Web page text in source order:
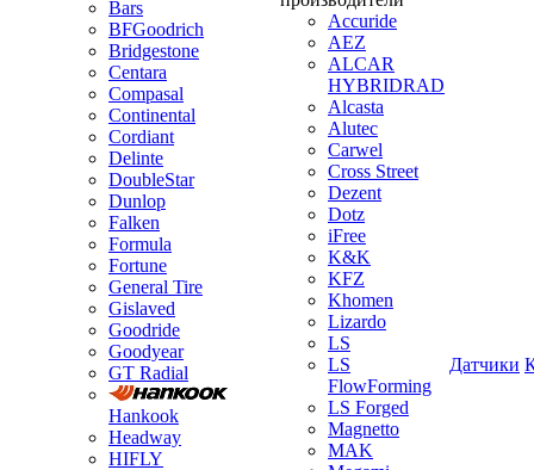
Bars
BFGoodrich
Bridgestone
Centara
Compasal
Continental
Cordiant
Delinte
DoubleStar
Dunlop
Falken
Formula
Fortune
General Tire
Gislaved
Goodride
Goodyear
GT Radial
Hankook
Headway
HIFLY
Accuride
AEZ
ALCAR
HYBRIDRAD
Alcasta
Alutec
Carwel
Cross Street
Dezent
Dotz
iFree
K&K
KFZ
Khomen
Lizardo
LS
LS
FlowForming
LS Forged
Magnetto
MAK
Датчики